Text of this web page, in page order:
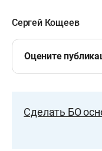
Сергей Кощеев
Оцените
Сделать БО